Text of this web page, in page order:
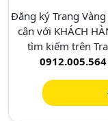
Đăng ký Trang
cận với KHÁCH
tìm kiếm trên
0912.005.564